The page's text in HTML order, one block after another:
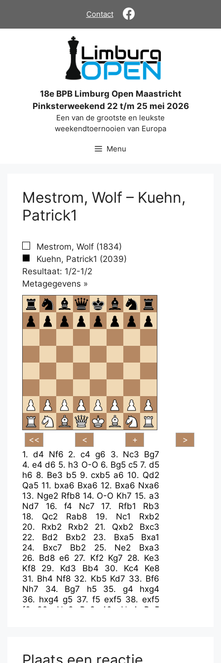
de
Contact
18e BPB Limburg Open Maastricht
Pinksterweekend 22 t/m 25 mei 2026
Een van de grootste en leukste
weekendtoernooien van Europa
Menu
Mestrom, Wolf – Kuehn,
Patrick1
Mestrom, Wolf (1834)
Kuehn, Patrick1 (2039)
Resultaat: 1/2-1/2
Metagegevens »
om
te
openen.
1. d4 Nf6 2. c4 g6 3. Nc3 Bg7
4.e4 d6 5. h3 O-O 6. Bg5 c5 7.d5
h6 8. Be3 b5 9.cxb5 a6 10. Qd2
Qa5 11. bxa6 Bxa6 12. Bxa6 Nxa6
13. Nge2 Rfb8 14. O-O Kh7 15. a3
Nd7
16. f4 Nc7 17. Rfb1
Rb3
18. Qc2 Rab8 19. Nc1
Rxb2
20. Rxb2 Rxb2 21. Qxb2
Bxc3
22. Bd2 Bxb2 23. Bxa5
Bxa1
24. Bxc7 Bb2 25. Ne2
Bxa3
26. Bd8 e6 27. Kf2 Kg7 28. Ke3
Kf8
29. Kd3 Bb4 30. Kc4
Ke8
31. Bh4 Nf8 32. Kb5 Kd7 33. Bf6
Nh7
34. Bg7 h5 35. g4
hxg4
36. hxg4 g5 37. f5 exf5 38. exf5
f6
39. Ng3 Bc3 40. Ne4
Be5